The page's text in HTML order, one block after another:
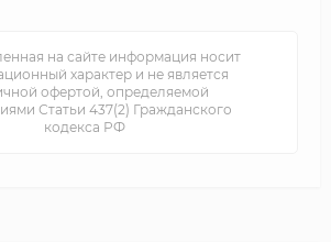
на сайте информация носит
характер и не является
офертой, определяемой
Статьи 437(2) Гражданского
кодекса РФ